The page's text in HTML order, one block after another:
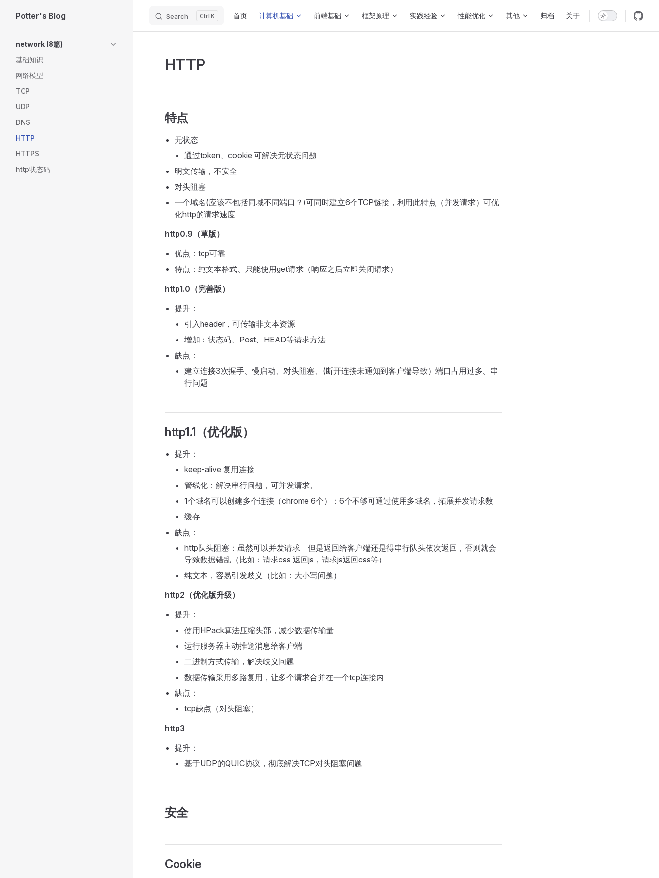
Skip to content
Potter's Blog Search K 首页 计算机基础 前端基础 框架原理 实践经验 性能优化 其他 归档 关于
network (8篇)
基础知识
网络模型
TCP
UDP
DNS
HTTP
HTTPS
http状态码
HTTP
特点
无状态
通过token、cookie 可解决无状态问题
明文传输，不安全
对头阻塞
一个域名(应该不包括同域不同端口？)可同时建立6个TCP链接，利用此特点（并发请求）可优
化http的请求速度
http0.9（草版）
优点：tcp可靠
特点：纯文本格式、只能使用get请求（响应之后立即关闭请求）
http1.0（完善版）
提升：
引入header，可传输非文本资源
增加：状态码、Post、HEAD等请求方法
缺点：
建立连接3次握手、慢启动、对头阻塞、(断开连接未通知到客户端导致）端口占用过多、串
行问题
http1.1（优化版）
提升：
keep-alive 复用连接
管线化：解决串行问题，可并发请求。
1个域名可以创建多个连接（chrome 6个）：6个不够可通过使用多域名，拓展并发请求数
缓存
缺点：
http队头阻塞：虽然可以并发请求，但是返回给客户端还是得串行队头依次返回，否则就会
导致数据错乱（比如：请求css 返回js，请求js返回css等）
纯文本，容易引发歧义（比如：大小写问题）
http2（优化版升级）
提升：
使用HPack算法压缩头部，减少数据传输量
运行服务器主动推送消息给客户端
二进制方式传输，解决歧义问题
数据传输采用多路复用，让多个请求合并在一个tcp连接内
缺点：
tcp缺点（对头阻塞）
http3
提升：
基于UDP的QUIC协议，彻底解决TCP对头阻塞问题
安全
Cookie